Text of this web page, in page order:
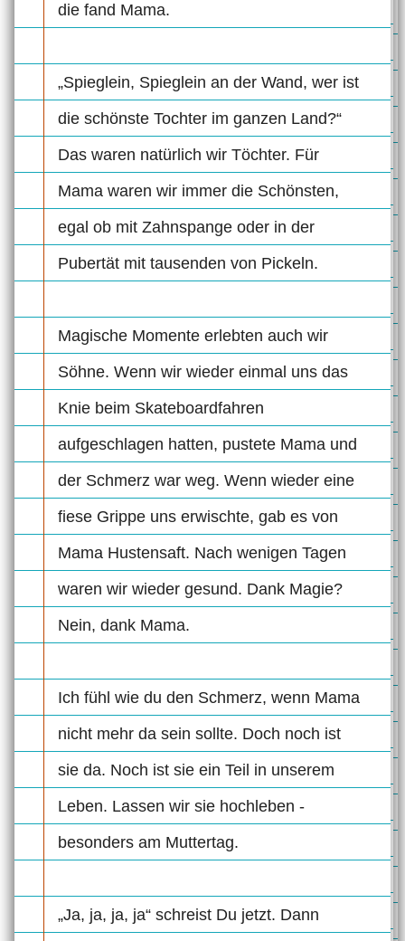
die fand Mama.
„Spieglein, Spieglein an der Wand, wer ist
die schönste Tochter im ganzen Land?“
Das waren natürlich wir Töchter. Für
Mama waren wir immer die Schönsten,
egal ob mit Zahnspange oder in der
Pubertät mit tausenden von Pickeln.
Magische Momente erlebten auch wir
Söhne. Wenn wir wieder einmal uns das
Knie beim Skateboardfahren
aufgeschlagen hatten, pustete Mama und
der Schmerz war weg. Wenn wieder eine
fiese Grippe uns erwischte, gab es von
Mama Hustensaft. Nach wenigen Tagen
waren wir wieder gesund. Dank Magie?
Nein, dank Mama.
Ich fühl wie du den Schmerz, wenn Mama
nicht mehr da sein sollte. Doch noch ist
sie da. Noch ist sie ein Teil in unserem
Leben. Lassen wir sie hochleben -
besonders am Muttertag.
„Ja, ja, ja, ja“ schreist Du jetzt. Dann